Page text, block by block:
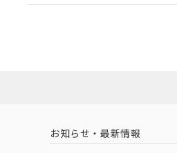
EU RoHS 注意事項・凡例
中国 RoHS 注意事項・凡例
（イギリス
（ノルウェー
お知らせ・最新情報